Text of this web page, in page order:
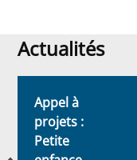
Actualités
Actualités
Appel à
projets :
Petite